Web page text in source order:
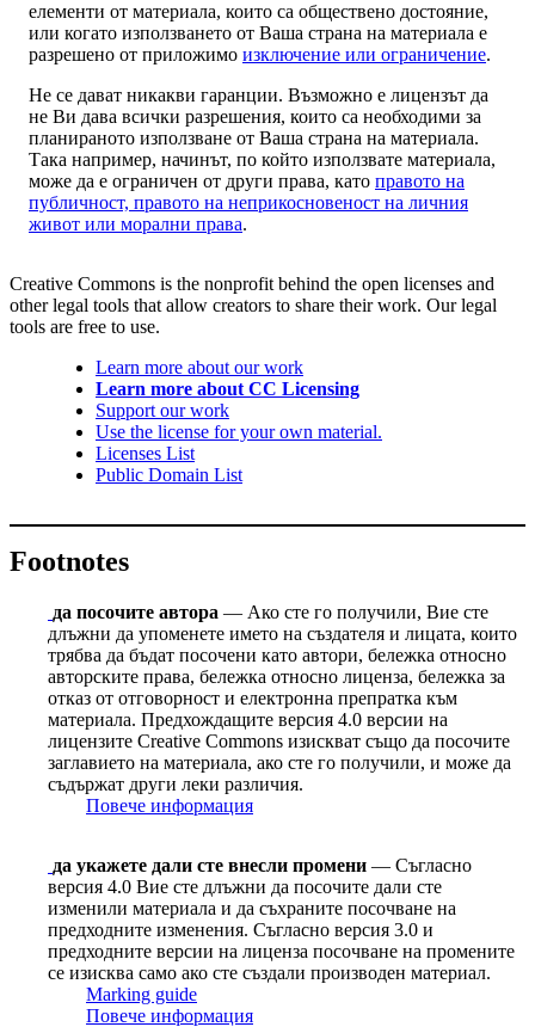
елементи от материала, които са обществено достояние,
или когато използването от Ваша страна на материала е
разрешено от приложимо изключение или ограничение.
Не се дават никакви гаранции. Възможно е лицензът да
не Ви дава всички разрешения, които са необходими за
планираното използване от Ваша страна на материала.
Така например, начинът, по който използвате материала,
може да е ограничен от други права, като правото на
публичност, правото на неприкосновеност на личния
живот или морални права.
Creative Commons is the nonprofit behind the open licenses and
other legal tools that allow creators to share their work. Our legal
tools are free to use.
Learn more about our work
Learn more about CC Licensing
Support our work
Use the license for your own material.
Licenses List
Public Domain List
Footnotes
да посочите автора — Ако сте го получили, Вие сте
длъжни да упоменете името на създателя и лицата, които
трябва да бъдат посочени като автори, бележка относно
авторските права, бележка относно лиценза, бележка за
отказ от отговорност и електронна препратка към
материала. Предхождащите версия 4.0 версии на
лицензите Сreative Сommons изискват също да посочите
заглавието на материала, ако сте го получили, и може да
съдържат други леки различия.
Повече информация
да укажете дали сте внесли промени — Съгласно
версия 4.0 Вие сте длъжни да посочите дали сте
изменили материала и да съхраните посочване на
предходните изменения. Съгласно версия 3.0 и
предходните версии на лиценза посочване на промените
се изисква само ако сте създали производен материал.
Marking guide
Повече информация